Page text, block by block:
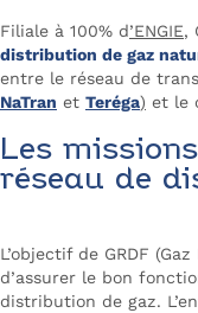
Filiale à 100% d’ENGIE,
distribution de gaz
entre le réseau de
NaTran et Teréga) et le
Les
réseau de
L’objectif de GRDF
d’assurer le bon
distribution de gaz.